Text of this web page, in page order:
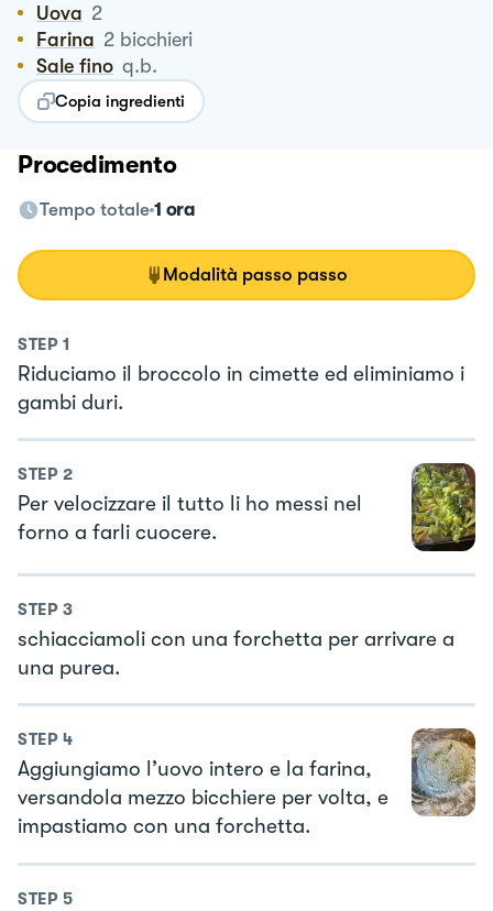
Uova 2
Farina 2 bicchieri
Sale fino q.b.
Copia ingredienti
Procedimento
Tempo totale 1 ora
Modalità passo passo
STEP 1
Riduciamo il broccolo in cimette ed eliminiamo i
gambi duri.
STEP 2
Per velocizzare il tutto li ho messi nel
forno a farli cuocere.
STEP 3
schiacciamoli con una forchetta per arrivare a
una purea.
STEP 4
Aggiungiamo l’uovo intero e la farina,
versandola mezzo bicchiere per volta, e
impastiamo con una forchetta.
STEP 5